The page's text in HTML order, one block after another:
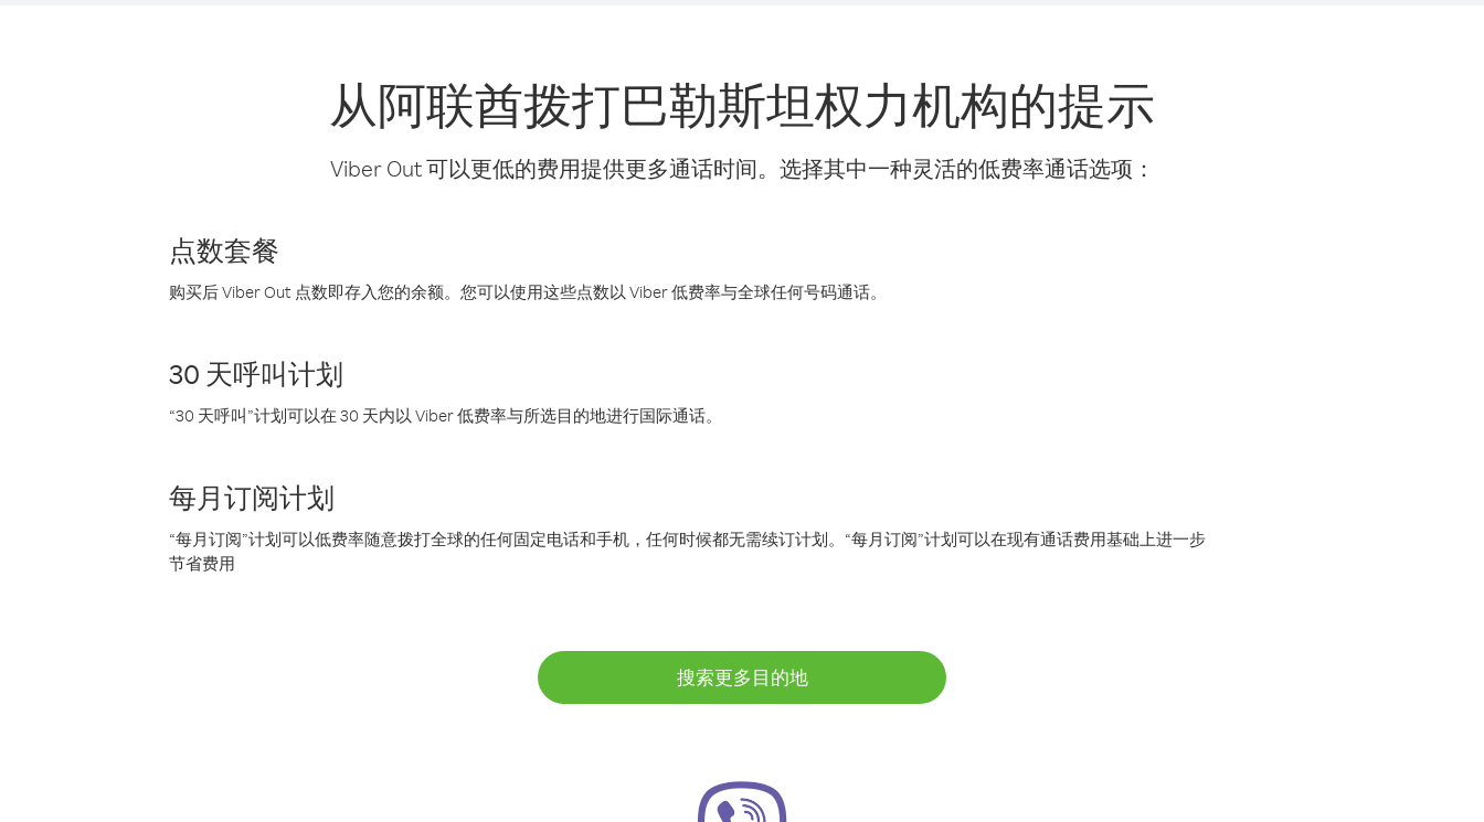
从阿联酋拨打巴勒斯坦权力机构的提示
Viber Out 可以更低的费用提供更多通话时间。选择其中一种灵活的低费率通话选项：
点数套餐
购买后 Viber Out 点数即存入您的余额。您可以使用这些点数以 Viber 低费率与全球任何号码通话。
30 天呼叫计划
“30 天呼叫”计划可以在 30 天内以 Viber 低费率与所选目的地进行国际通话。
每月订阅计划
“每月订阅”计划可以低费率随意拨打全球的任何固定电话和手机，任何时候都无需续订计划。“每月订阅”计划可以在现有通话费用基础上进一步
节省费用
搜索更多目的地